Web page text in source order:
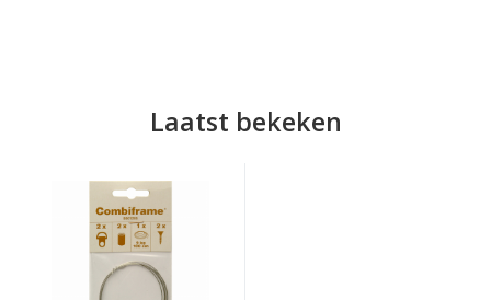
Laatst bekeken